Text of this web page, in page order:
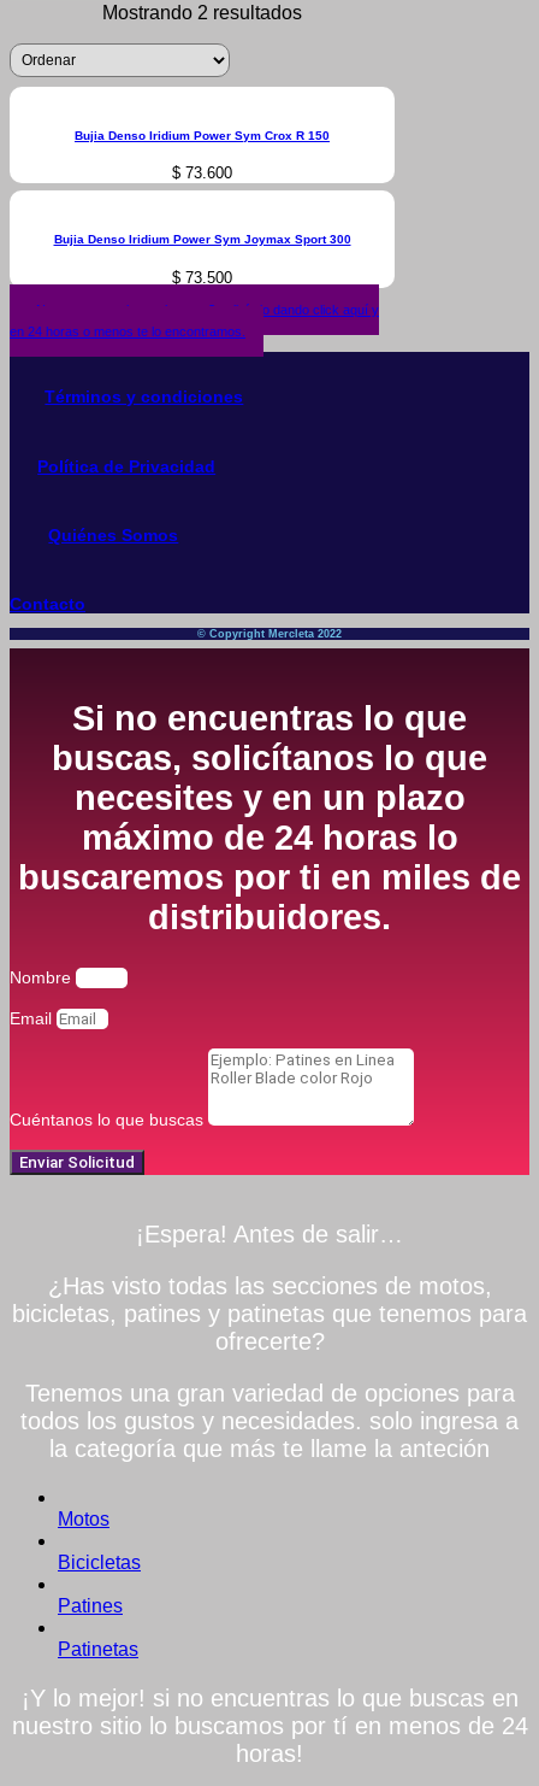
Mostrando 2 resultados
Bujia Denso Iridium Power Sym Crox R 150
$ 73.600
Bujia Denso Iridium Power Sym Joymax Sport 300
$ 73.500
¿No encuentras lo que buscas? solicítalo dando click aquí y
en 24 horas o menos te lo encontramos.
Términos y condiciones
Política de Privacidad
Quiénes Somos
Contacto
© Copyright Mercleta 2022
Si no encuentras lo que
buscas, solicítanos lo que
necesites y en un plazo
máximo de 24 horas lo
buscaremos por ti en miles de
distribuidores.
Nombre
Email
Cuéntanos lo que buscas
Enviar Solicitud
¡Espera! Antes de salir…
¿Has visto todas las secciones de motos,
bicicletas, patines y patinetas que tenemos para
ofrecerte?
Tenemos una gran variedad de opciones para
todos los gustos y necesidades. solo ingresa a
la categoría que más te llame la anteción
Motos
Bicicletas
Patines
Patinetas
¡Y lo mejor! si no encuentras lo que buscas en
nuestro sitio lo buscamos por tí en menos de 24
horas!